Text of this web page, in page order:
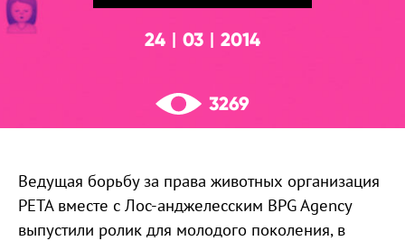
24 03 2014
3269
Ведущая борьбу за права животных организация
PETA вместе с Лос-анджелесским BPG Agency
выпустили ролик для молодого поколения, в